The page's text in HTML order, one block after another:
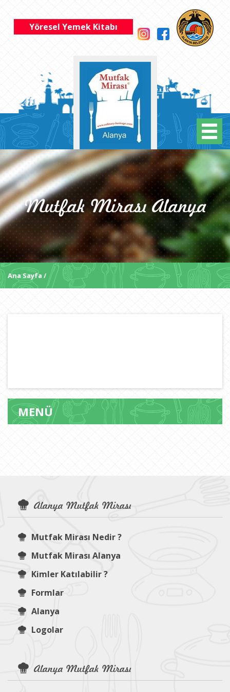
Yöresel Yemek Kitabı
Mutfak Mirası Alanya
Ana Sayfa
MENÜ
Alanya Mutfak Mirası
Mutfak Mirası Nedir ?
Mutfak Mirası Alanya
Kimler Katılabilir ?
Formlar
Alanya
Logolar
Alanya Mutfak Mirası